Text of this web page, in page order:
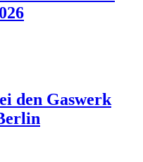
den Gaswerk